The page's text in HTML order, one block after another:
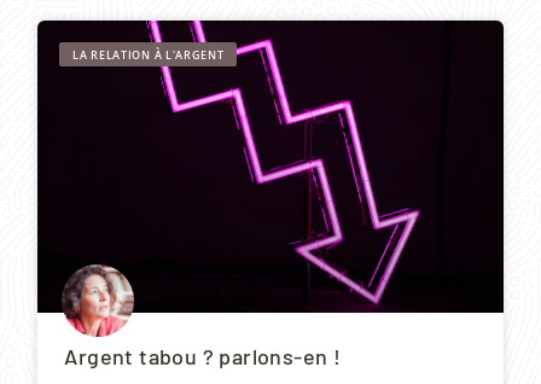
LA RELATION À L'ARGENT
Argent tabou ? parlons-en !